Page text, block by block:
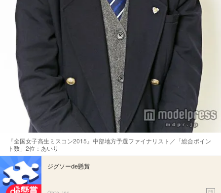
『全国女子高生ミスコン2015』中部地方予選ファイナリスト／「総合ポイン
ト数」2位：あいり
ジグソーde懸賞
PR